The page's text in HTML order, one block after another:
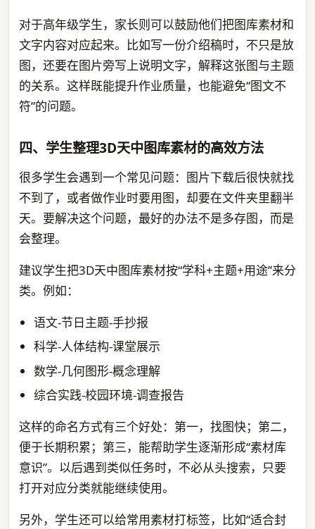
对于高年级学生，家长则可以鼓励他们把图库素材和
文字内容对应起来。比如写一份介绍稿时，不只是放
图，还要在图片旁写上说明文字，解释这张图与主题
的关系。这样既能提升作业质量，也能避免“图文不
符”的问题。
四、学生整理3D天中图库素材的高效方法
很多学生会遇到一个常见问题：图片下载后很快就找
不到了，或者做作业时要用图，却要在文件夹里翻半
天。要解决这个问题，最好的办法不是多存图，而是
会整理。
建议学生把3D天中图库素材按“学科+主题+用途”来分
类。例如：
语文-节日主题-手抄报
科学-人体结构-课堂展示
数学-几何图形-概念理解
综合实践-校园环境-调查报告
这样的命名方式有三个好处：第一，找图快；第二，
便于长期积累；第三，能帮助学生逐渐形成“素材库
意识”。以后遇到类似任务时，不必从头搜索，只要
打开对应分类就能继续使用。
另外，学生还可以给常用素材打标签，比如“适合封